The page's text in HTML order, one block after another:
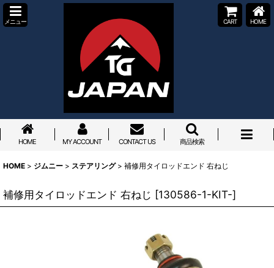
メニュー CART HOME
HOME MY ACCOUNT CONTACT US 商品検索
HOME > ジムニー > ステアリング > 補修用タイロッドエンド 右ねじ
補修用タイロッドエンド 右ねじ [130586-1-KIT-]